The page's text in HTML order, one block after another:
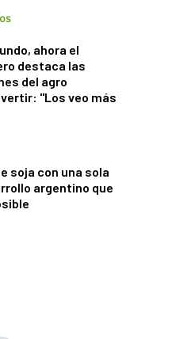
ahora el
destaca las
del agro
"Los veo más
soja con una sola
argentino que